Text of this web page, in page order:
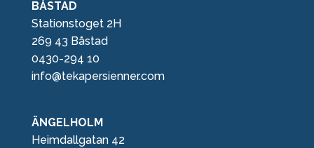
BÅSTAD
Stationstoget 2H
269 43 Båstad
0430-294 10
info@tekapersienner.com
ÄNGELHOLM
Heimdallgatan 42